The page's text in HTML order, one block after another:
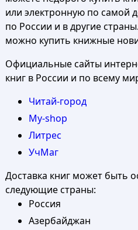
или электронную по самой
по России и в другие
можно купить книжные
Официальные сайты
книг в России и по всему
Читай-город
My-shop
Литрес
УчМаг
Доставка книг может быть
следующие страны:
Россия
Азербайджан